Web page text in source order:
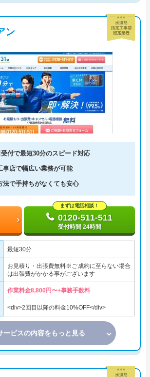
ン
付で最短30分のスピード対応
事店で幅広い業務が可能
法で手持ちがなくても安心
まずは電話相談！
0120-511-511
受付時間 24時間
最短30分
お見積り・出張費無料※ご成約に至らない場合
は出張費がかかる事がございます
作業料金8,800円〜+事務手数料
<div>2回目以降の料金10%OFF</div>
ービスの内容をもっと見る